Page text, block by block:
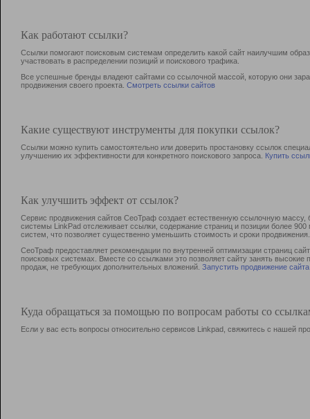
Как работают ссылки?
Ссылки помогают поисковым системам определить какой сайт наилучшим
участвовать в раcпределении позиций и поискового трафика.
Все успешные бренды владеют сайтами со ссылочной массой, которую они
продвижения своего проекта. Смотреть ссылки сайтов
Какие существуют инструменты для покупки ссылок?
Ссылки можно купить самостоятельно или доверить простановку ссылок
улучшению их эффективности для конкретного поискового запроса. Купить
Как улучшить эффект от ссылок?
Сервис продвижения сайтов СеоТраф создает естественную ссылочную
системы LinkPad отслеживает ссылки, содержание страниц и позиции более
систем, что позволяет существенно уменьшить стоимость и сроки продвижения.
СеоТраф предоставляет рекомендации по внутренней оптимизации страниц
поисковых системах. Вместе со ссылками это позволяет сайту занять
продаж, не требующих дополнительных вложений. Запустить продвижение сайта
Куда обращаться за помощью по вопросам работы со
Если у вас есть вопросы относительно сервисов Linkpad, свяжитесь с нашей